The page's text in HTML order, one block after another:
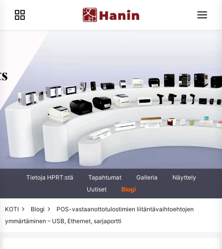
Tietoja HPRT:stä Tapahtumat Galleria
Näyttely
Uutiset
Blogi
KOTI Blogi
POS-vastaanottotulostimien liitäntävaihtoehtojen
ymmärtäminen – USB, Ethernet, sarjaportti